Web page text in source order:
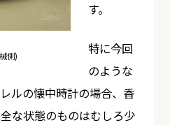
側)
す。
特に今回
のような
ルの懐中時計の場合、香
な状態のものはむしろ少